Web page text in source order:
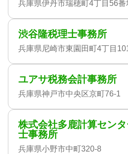
兵庫県伊丹市瑞穂町4丁目56番
渋谷隆税理士事務所
兵庫県尼崎市東園田町4丁目
ユアサ税務会計事務所
兵庫県神戸市中央区京町76-1
株式会社多鹿計算セン
士事務所
兵庫県小野市中町320-8